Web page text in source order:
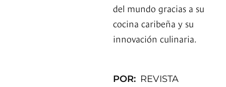
del mundo gracias a su
cocina caribeña y su
innovación culinaria.
POR: REVISTA